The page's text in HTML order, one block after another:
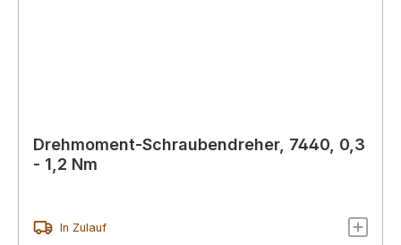
Drehmoment-Schraubendreher, 7440, 0,3
- 1,2 Nm
In Zulauf